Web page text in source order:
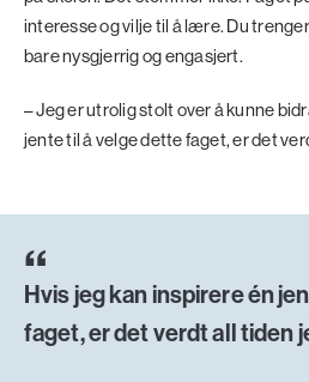
interesse og vilje til å lære. Du
bare nysgjerrig og engasjert.
– Jeg er utrolig stolt over å kunne
jente til å velge dette faget, er det
Hvis jeg kan inspirere én
faget, er det verdt all tiden